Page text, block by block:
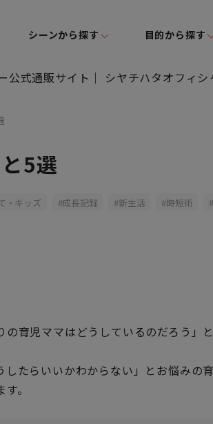
シーンから探す 目的から探す
5選
・キッズ 成長記録 新生活 時短術
育児ママはどうしているのだろう」
たらいいかわからない」とお悩みの
。